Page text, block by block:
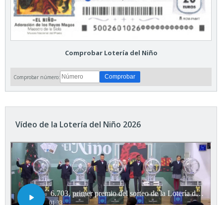
Comprobar Lotería del Niño
Comprobar número:
Vídeo de la Lotería del Niño 2026